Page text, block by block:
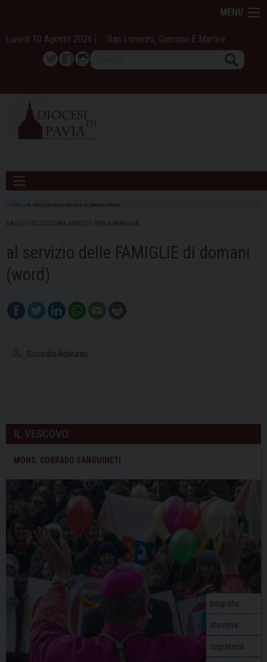
content
MENU
Lunedì 10 Agosto 2026 San Lorenzo, Diacono E Martire
TwitterFacebook
Instagram
HOME AL SERVIZIO DELLE FAMIGLIE DI DOMANI (WORD)
DAGLI UFFICI DI CURIA SERVIZIO PER LA FAMIGLIA
al servizio delle FAMIGLIE di domani
(word)
Sussidio-fidanzati
IL VESCOVO
MONS. CORRADO SANGUINETI
biografia
stemma
segreteria